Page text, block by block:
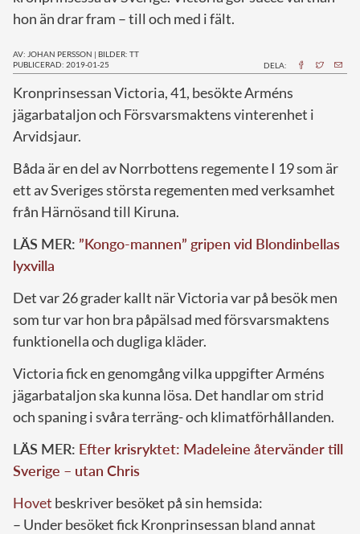
hon än drar fram – till och med i fält.
AV: JOHAN PERSSON | BILDER: TT
PUBLICERAD: 2019-01-25
DELA:
Kronprinsessan Victoria, 41, besökte Arméns
jägarbataljon och Försvarsmaktens vinterenhet i
Arvidsjaur.
Båda är en del av Norrbottens regemente I 19 som är
ett av Sveriges största regementen med verksamhet
från Härnösand till Kiruna.
LÄS MER: ”Kongo-mannen” gripen vid Blondinbellas
lyxvilla
Det var 26 grader kallt när Victoria var på besök men
som tur var hon bra påpälsad med försvarsmaktens
funktionella och dugliga kläder.
Victoria fick en genomgång vilka uppgifter Arméns
jägarbataljon ska kunna lösa. Det handlar om strid
och spaning i svåra terräng- och klimatförhållanden.
LÄS MER: Efter krisryktet: Madeleine återvänder till
Sverige – utan Chris
Hovet beskriver besöket på sin hemsida:
– Under besöket fick Kronprinsessan bland annat